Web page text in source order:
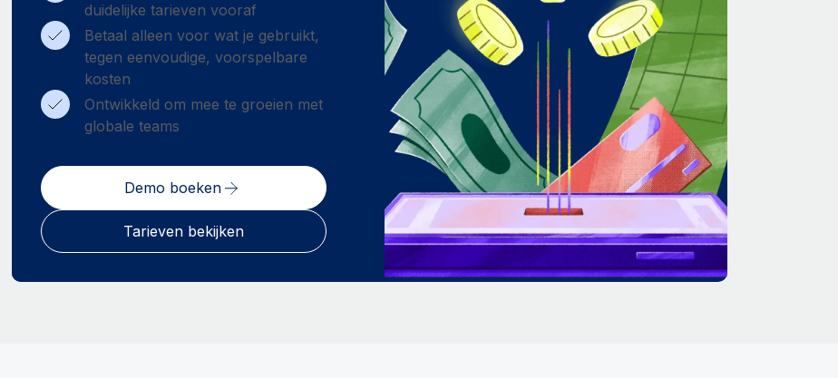
duidelijke tarieven vooraf
Betaal alleen voor wat je gebruikt,
tegen eenvoudige, voorspelbare
kosten
Ontwikkeld om mee te groeien met
globale teams
Demo boeken
Tarieven bekijken